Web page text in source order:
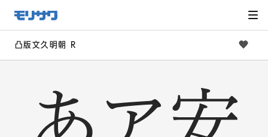
メ
ニュー
飛ばし
へ移動
凸版文久明朝 R